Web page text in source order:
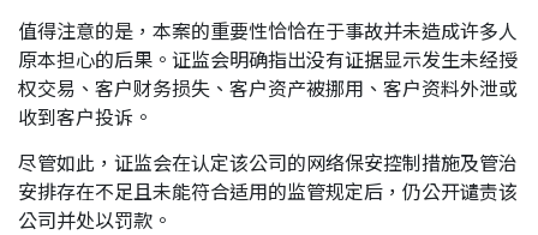
值得注意的是，本案的重要性恰恰在于事故并未造成许多人
原本担心的后果。证监会明确指出没有证据显示发生未经授
权交易、客户财务损失、客户资产被挪用、客户资料外泄或
收到客户投诉。
尽管如此，证监会在认定该公司的网络保安控制措施及管治
安排存在不足且未能符合适用的监管规定后，仍公开谴责该
公司并处以罚款。